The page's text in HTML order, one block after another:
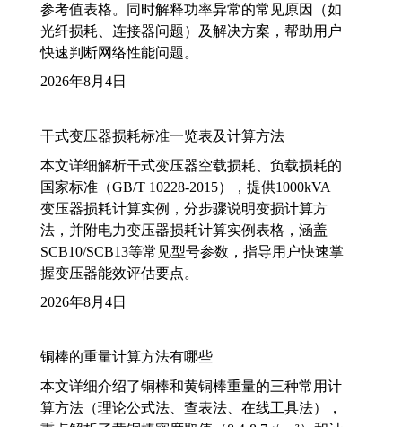
参考值表格。同时解释功率异常的常见原因（如
光纤损耗、连接器问题）及解决方案，帮助用户
快速判断网络性能问题。
2026年8月4日
干式变压器损耗标准一览表及计算方法
本文详细解析干式变压器空载损耗、负载损耗的
国家标准（GB/T 10228-2015），提供1000kVA
变压器损耗计算实例，分步骤说明变损计算方
法，并附电力变压器损耗计算实例表格，涵盖
SCB10/SCB13等常见型号参数，指导用户快速掌
握变压器能效评估要点。
2026年8月4日
铜棒的重量计算方法有哪些
本文详细介绍了铜棒和黄铜棒重量的三种常用计
算方法（理论公式法、查表法、在线工具法），